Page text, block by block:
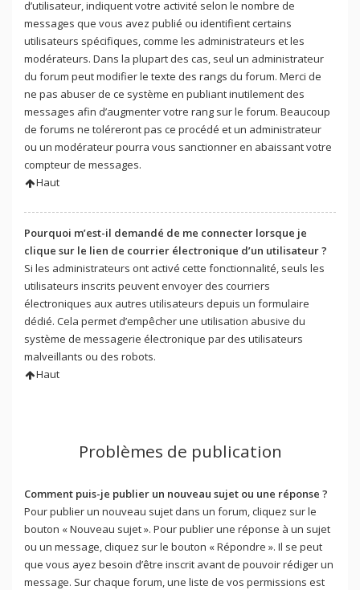
d’utilisateur, indiquent votre activité selon le nombre de
messages que vous avez publié ou identifient certains
utilisateurs spécifiques, comme les administrateurs et les
modérateurs. Dans la plupart des cas, seul un administrateur
du forum peut modifier le texte des rangs du forum. Merci de
ne pas abuser de ce système en publiant inutilement des
messages afin d’augmenter votre rang sur le forum. Beaucoup
de forums ne toléreront pas ce procédé et un administrateur
ou un modérateur pourra vous sanctionner en abaissant votre
compteur de messages.
Haut
Pourquoi m’est-il demandé de me connecter lorsque je
clique sur le lien de courrier électronique d’un utilisateur ?
Si les administrateurs ont activé cette fonctionnalité, seuls les
utilisateurs inscrits peuvent envoyer des courriers
électroniques aux autres utilisateurs depuis un formulaire
dédié. Cela permet d’empêcher une utilisation abusive du
système de messagerie électronique par des utilisateurs
malveillants ou des robots.
Haut
Problèmes de publication
Comment puis-je publier un nouveau sujet ou une réponse ?
Pour publier un nouveau sujet dans un forum, cliquez sur le
bouton « Nouveau sujet ». Pour publier une réponse à un sujet
ou un message, cliquez sur le bouton « Répondre ». Il se peut
que vous ayez besoin d’être inscrit avant de pouvoir rédiger un
message. Sur chaque forum, une liste de vos permissions est